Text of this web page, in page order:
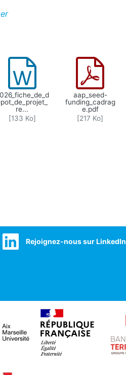
re...
[133 Ko]
aap_seed-
funding_cadrag
e.pdf
[217 Ko]
Rejoignez-nous sur LinkedIn